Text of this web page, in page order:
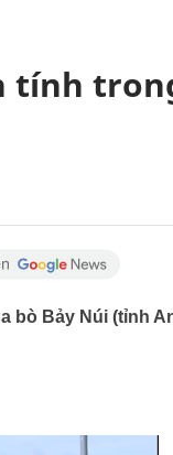
tính
bò Bảy Núi (tỉnh